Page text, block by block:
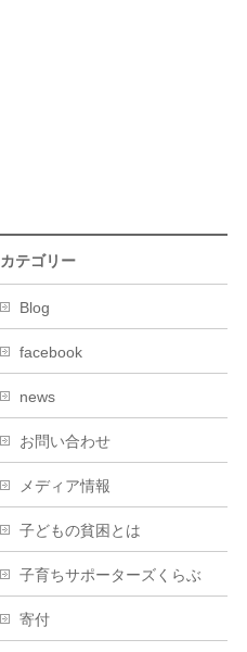
カテゴリー
Blog
facebook
news
お問い合わせ
メディア情報
子どもの貧困とは
子育ちサポーターズくらぶ
寄付